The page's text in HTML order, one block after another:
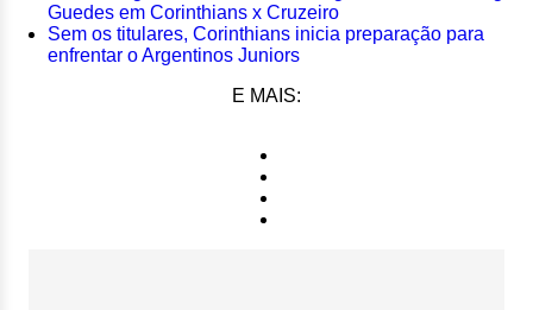
Guedes em Corinthians x Cruzeiro
Sem os titulares, Corinthians inicia preparação para
enfrentar o Argentinos Juniors
E MAIS: